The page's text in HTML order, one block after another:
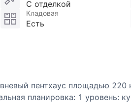
С отделкой
Кладовая
Есть
пентхаус площадью 220
планировка: 1 уровень: